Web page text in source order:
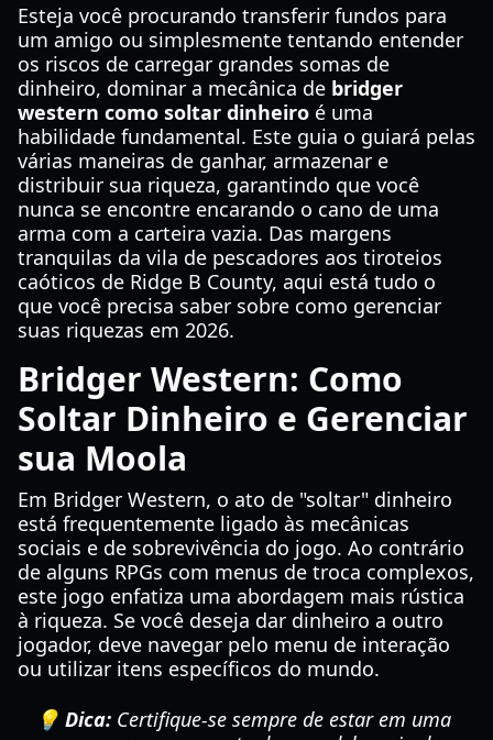
Esteja você procurando transferir fundos para
um amigo ou simplesmente tentando entender
os riscos de carregar grandes somas de
dinheiro, dominar a mecânica de bridger
western como soltar dinheiro é uma
habilidade fundamental. Este guia o guiará pelas
várias maneiras de ganhar, armazenar e
distribuir sua riqueza, garantindo que você
nunca se encontre encarando o cano de uma
arma com a carteira vazia. Das margens
tranquilas da vila de pescadores aos tiroteios
caóticos de Ridge B County, aqui está tudo o
que você precisa saber sobre como gerenciar
suas riquezas em 2026.
Bridger Western: Como
Soltar Dinheiro e Gerenciar
sua Moola
Em Bridger Western, o ato de "soltar" dinheiro
está frequentemente ligado às mecânicas
sociais e de sobrevivência do jogo. Ao contrário
de alguns RPGs com menus de troca complexos,
este jogo enfatiza uma abordagem mais rústica
à riqueza. Se você deseja dar dinheiro a outro
jogador, deve navegar pelo menu de interação
ou utilizar itens específicos do mundo.
💡 Dica: Certifique-se sempre de estar em uma